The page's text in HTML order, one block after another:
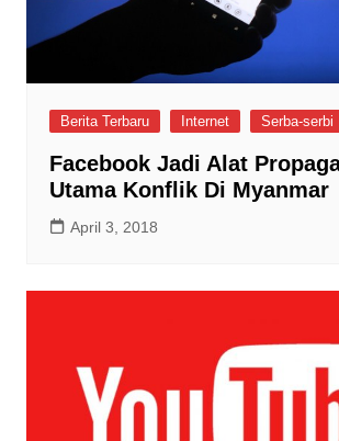
Berita Terbaru Internet Serba-serbi
Facebook Jadi Alat
Utama Konflik Di Myanmar
April 3, 2018